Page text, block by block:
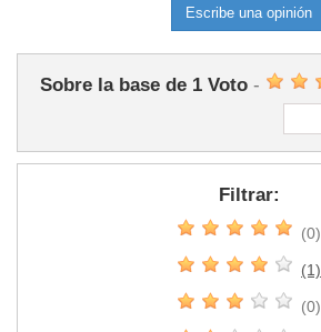
Escribe una opinión
Sobre la base de 1 Voto -
Filtrar:
(0)
(1)
(0)